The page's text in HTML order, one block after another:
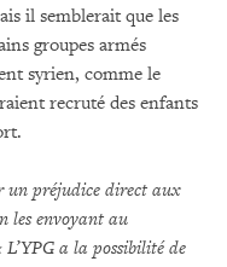
il semblerait que les
groupes armés
syrien, comme le
recruté des enfants
un préjudice direct aux
les envoyant au
L’YPG a la possibilité de